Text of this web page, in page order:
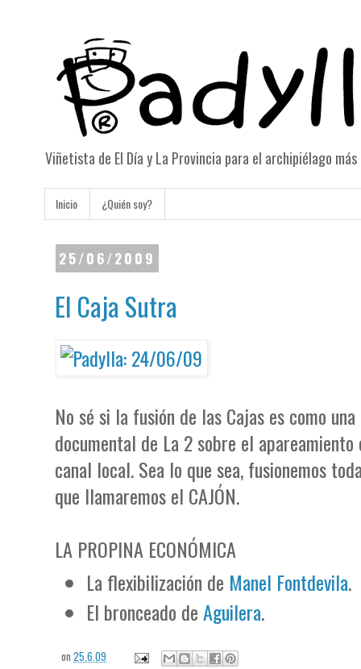
Viñetista de El Día y La Provincia para el archipiélago
Inicio ¿Quién soy?
25/06/2009
El Caja Sutra
No sé si la fusión de las Cajas es como
documental de La 2 sobre el
canal local. Sea lo que sea, fusionemos
que llamaremos el CAJÓN.
LA PROPINA ECONÓMICA
La flexibilización de Manel Fontdevila.
El bronceado deAguilera.
on25.6.09